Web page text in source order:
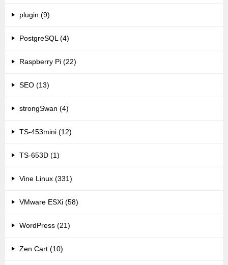
plugin (9)
PostgreSQL (4)
Raspberry Pi (22)
SEO (13)
strongSwan (4)
TS-453mini (12)
TS-653D (1)
Vine Linux (331)
VMware ESXi (58)
WordPress (21)
Zen Cart (10)